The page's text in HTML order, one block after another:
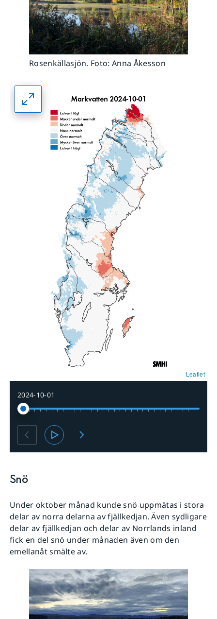
Rosenkällasjön. Foto: Anna Åkesson
Leaflet
2024-10-01
Snö
Under oktober månad kunde snö uppmätas i stora
delar av norra delarna av fjällkedjan. Även sydligare
delar av fjällkedjan och delar av Norrlands inland
fick en del snö under månaden även om den
emellanåt smälte av.